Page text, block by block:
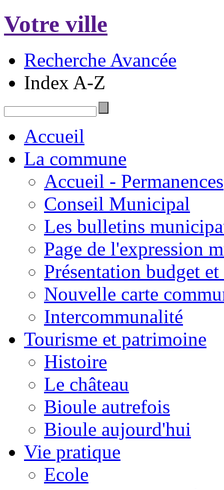
Votre ville
Recherche Avancée
Index A-Z
Accueil
La commune
Accueil - Permanences
Conseil Municipal
Les bulletins
Page de l'expression
Présentation budget
Nouvelle carte
Intercommunalité
Tourisme et patrimoine
Histoire
Le château
Bioule autrefois
Bioule aujourd'hui
Vie pratique
Ecole